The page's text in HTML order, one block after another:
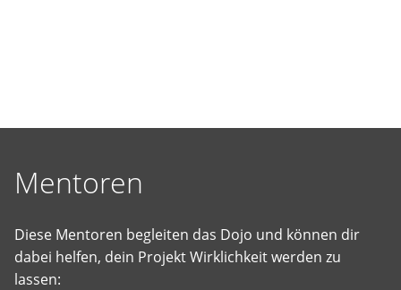
zu
Mentoren
Diese Mentoren begleiten das Dojo und können dir
dabei helfen, dein Projekt Wirklichkeit werden zu
lassen: